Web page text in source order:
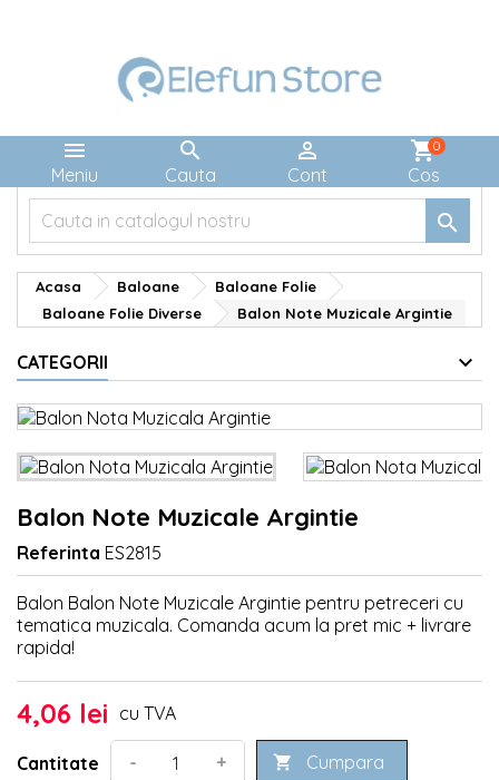

Meniu

Cauta

Cont
shopping_cart
Cos
0

Acasa Baloane
Baloane Folie
Baloane Folie Diverse
Balon Note Muzicale Argintie
CATEGORII
Balon Note Muzicale Argintie
Referinta ES2815
Balon Balon Note Muzicale Argintie pentru petreceri cu
tematica muzicala. Comanda acum la pret mic + livrare
rapida!
4,06 lei cu TVA
Cantitate - +  Cumpara